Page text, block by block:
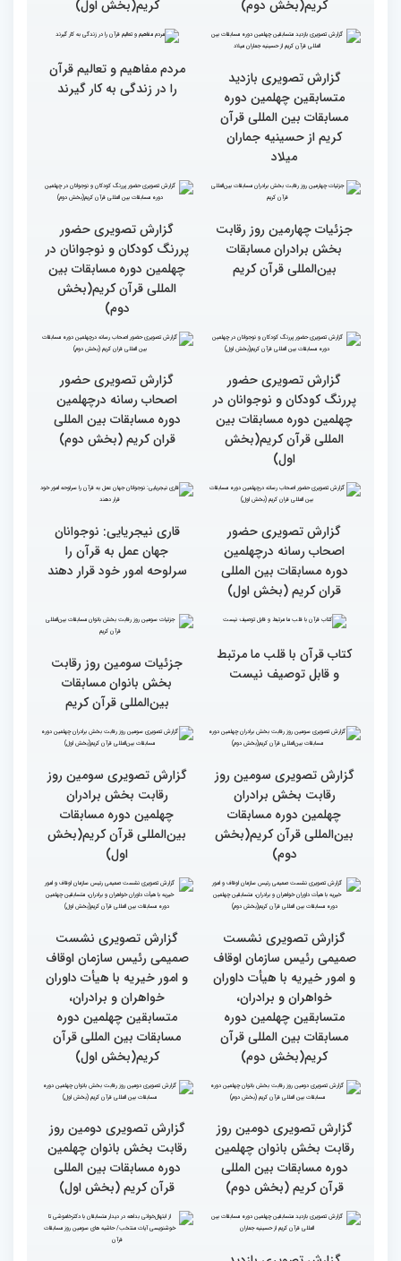
مهمانان در غرفه های
نمایشگاهی چهلمین دوره
مسابقات بین المللی قران
کریم(بخش دوم)
گزارش تصویری حضور
مهمانان در غرفه های
نمایشگاهی چهلمین دوره
متسابقین چهلمین دوره
مسابقات بین المللی قرآن
کریم از حسینیه جماران
مردم مفاهیم و تعالیم قرآن
را در زندگی به کار گیرند
بخش برادران مسابقات
بین‌المللی قرآن کریم
پررنگ کودکان و نوجوانان در
چهلمین دوره مسابقات بین
المللی قرآن کریم(بخش
دوم)
پررنگ کودکان و نوجوانان در
چهلمین دوره مسابقات بین
المللی قرآن کریم(بخش
اول)
اصحاب رسانه درچهلمین
دوره مسابقات بین المللی
قران کریم (بخش دوم)
گزارش تصویری حضور
اصحاب رسانه درچهلمین
قران کریم (بخش اول)
قاری نیجریایی: نوجوانان
جهان عمل به قرآن را
سرلوحه امور خود قرار دهند
کتاب قرآن با قلب ما مرتبط
و قابل توصیف نیست
جزئیات سومین روز رقابت
بخش بانوان مسابقات
بین‌المللی قرآن کریم
گزارش تصویری سومین روز
رقابت بخش برادران
چهلمین دوره مسابقات
بین‌المللی قرآن کریم(بخش
دوم)
گزارش تصویری سومین روز
رقابت بخش برادران
چهلمین دوره مسابقات
بین‌المللی قرآن کریم(بخش
اول)
صمیمی رئیس سازمان اوقاف
خواهران و برادران،
متسابقین چهلمین دوره
مسابقات بین المللی قرآن
کریم(بخش دوم)
صمیمی رئیس سازمان اوقاف
خواهران و برادران،
متسابقین چهلمین دوره
مسابقات بین المللی قرآن
کریم(بخش اول)